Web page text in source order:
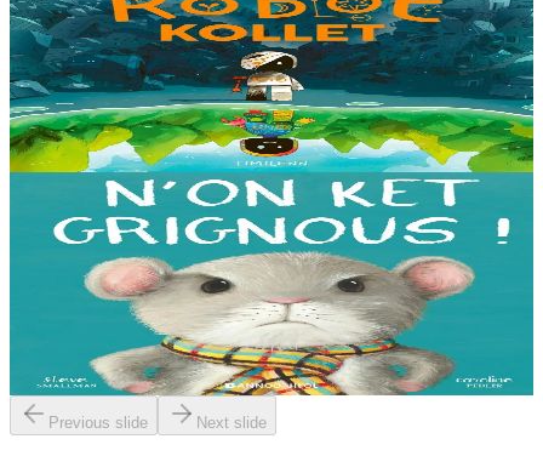
Ar Robot kollet
E kreiz-kreiz un toull-lastez... ez eus ur robotig torret o tihuniñ. N’en
deus ket soñj eus pelec’h eo deuet nag abaoe pegeit emañ aze, met
gouzout a ra n’eo...
Er stok14,00 €
3 bloaz hag ouzhpenn
Bannoù-heol
N'on ket grignous !
E penn ar c’hoad ez eus ul logodenn vihan o chom. Brudet eo
Logodennig evit bezañ grignousañ ha teodekañ logodenn ar vro. Un
deiz en em gav gant ur broc’hig...
Er stok13,00 €
Previous slide Next slide